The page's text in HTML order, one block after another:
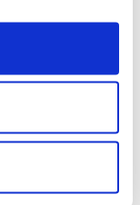
de
écoulée